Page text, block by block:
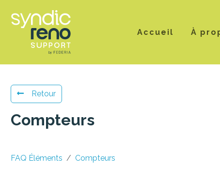
Accueil À
Retour
Compteurs
FAQ Éléments Compteurs